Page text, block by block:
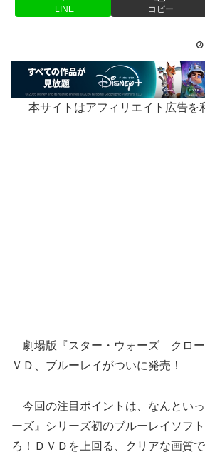
LINE コピー
本サイトはアフィリエイト広告を
劇場版『スター・ウォーズ クロー
ＶＤ、ブルーレイがついに発売！
今回の注目ポイントは、なんとい
ーズ』シリーズ初のブルーレイソフ
ろ！ＤＶＤを上回る、クリアな画質